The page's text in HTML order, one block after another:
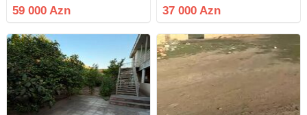
Xirdalan Kurukunda Eurohome
tikinti matreallarinin arxasindanda
59 000 Azn
daimidir. Real alıcıynan qiymət
razılaşmaq olacaq.
37 000 Azn